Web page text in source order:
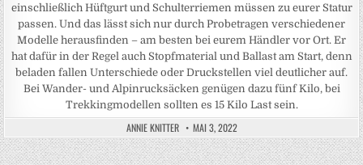
einschließlich Hüftgurt und Schulterriemen müssen zu eurer Statur
passen. Und das lässt sich nur durch Probetragen verschiedener
Modelle herausfinden – am besten bei eurem Händler vor Ort. Er
hat dafür in der Regel auch Stopfmaterial und Ballast am Start, denn
beladen fallen Unterschiede oder Druckstellen viel deutlicher auf.
Bei Wander- und Alpinrucksäcken genügen dazu fünf Kilo, bei
Trekkingmodellen sollten es 15 Kilo Last sein.
ANNIE KNITTER MAI 3, 2022